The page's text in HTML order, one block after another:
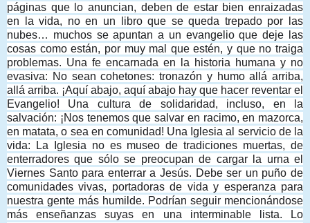
páginas que lo anuncian, deben de estar bien enraizadas
en la vida, no en un libro que se queda trepado por las
nubes… muchos se apuntan a un evangelio que deje las
cosas como están, por muy mal que estén, y que no traiga
problemas. Una fe encarnada en la historia humana y no
evasiva: No sean cohetones: tronazón y humo allá arriba,
allá arriba. ¡Aquí abajo, aquí abajo hay que hacer reventar el
Evangelio! Una cultura de solidaridad, incluso, en la
salvación: ¡Nos tenemos que salvar en racimo, en mazorca,
en matata, o sea en comunidad! Una Iglesia al servicio de la
vida: La Iglesia no es museo de tradiciones muertas, de
enterradores que sólo se preocupan de cargar la urna el
Viernes Santo para enterrar a Jesús. Debe ser un puño de
comunidades vivas, portadoras de vida y esperanza para
nuestra gente más humilde. Podrían seguir mencionándose
más enseñanzas suyas en una interminable lista. Lo